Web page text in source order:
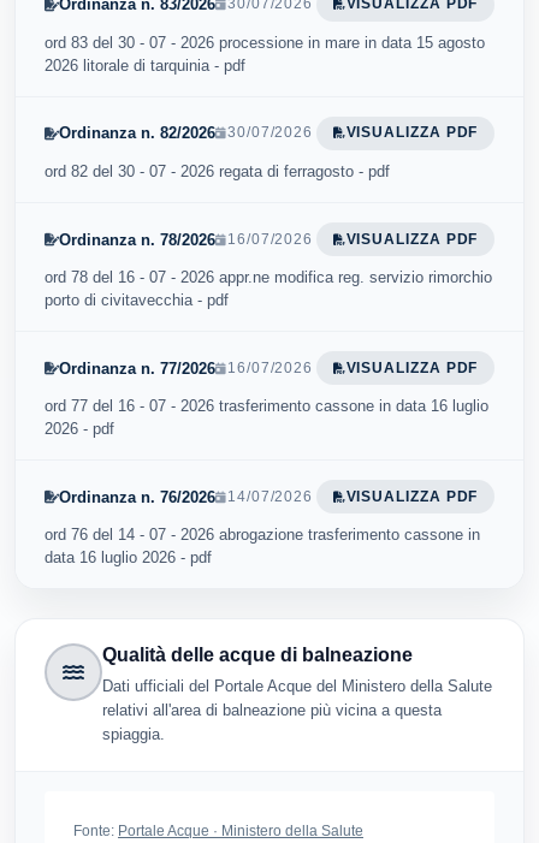
Ordinanza n. 83/2026 30/07/2026 VISUALIZZA PDF
ord 83 del 30 - 07 - 2026 processione in mare in data 15 agosto
2026 litorale di tarquinia - pdf
Ordinanza n. 82/2026 30/07/2026 VISUALIZZA PDF
ord 82 del 30 - 07 - 2026 regata di ferragosto - pdf
Ordinanza n. 78/2026 16/07/2026 VISUALIZZA PDF
ord 78 del 16 - 07 - 2026 appr.ne modifica reg. servizio rimorchio
porto di civitavecchia - pdf
Ordinanza n. 77/2026 16/07/2026 VISUALIZZA PDF
ord 77 del 16 - 07 - 2026 trasferimento cassone in data 16 luglio
2026 - pdf
Ordinanza n. 76/2026 14/07/2026 VISUALIZZA PDF
ord 76 del 14 - 07 - 2026 abrogazione trasferimento cassone in
data 16 luglio 2026 - pdf
Qualità delle acque di balneazione
Dati ufficiali del Portale Acque del Ministero della Salute
relativi all'area di balneazione più vicina a questa
spiaggia.
Fonte: Portale Acque · Ministero della Salute